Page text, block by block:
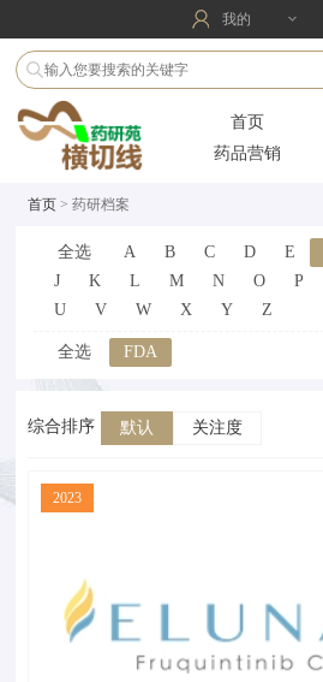
我的
首页
药品营销
首页 > 药研档案
全选 A B C D E
J
K L M N O P
U
V W X Y Z
全选 FDA
综合排序 默认 关注度
2023